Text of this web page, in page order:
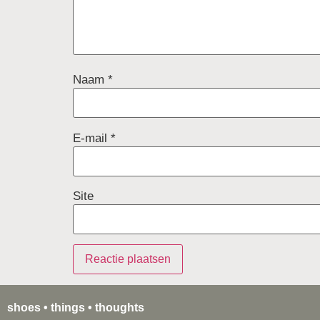
Naam *
E-mail *
Site
shoes • things • thoughts